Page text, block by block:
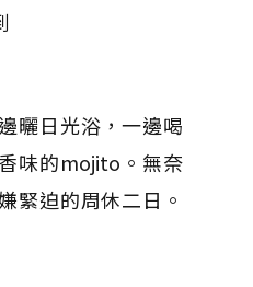
曬日光浴，一邊喝
味的mojito。無奈
緊迫的周休二日。